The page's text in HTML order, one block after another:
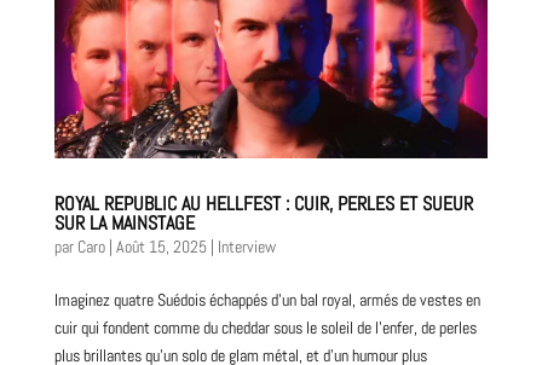
ROYAL REPUBLIC AU HELLFEST : CUIR, PERLES ET SUEUR
SUR LA MAINSTAGE
par Caro| Août 15, 2025| Interview
Imaginez quatre Suédois échappés d’un bal royal, armés de vestes en
cuir qui fondent comme du cheddar sous le soleil de l’enfer, de perles
plus brillantes qu’un solo de glam métal, et d’un humour plus